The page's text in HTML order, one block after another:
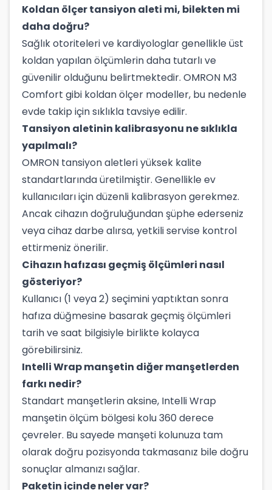
Koldan ölçer tansiyon aleti mi, bilekten mi
daha doğru?
Sağlık otoriteleri ve kardiyologlar genellikle üst
koldan yapılan ölçümlerin daha tutarlı ve
güvenilir olduğunu belirtmektedir. OMRON M3
Comfort gibi koldan ölçer modeller, bu nedenle
evde takip için sıklıkla tavsiye edilir.
Tansiyon aletinin kalibrasyonu ne sıklıkla
yapılmalı?
OMRON tansiyon aletleri yüksek kalite
standartlarında üretilmiştir. Genellikle ev
kullanıcıları için düzenli kalibrasyon gerekmez.
Ancak cihazın doğruluğundan şüphe ederseniz
veya cihaz darbe alırsa, yetkili servise kontrol
ettirmeniz önerilir.
Cihazın hafızası geçmiş ölçümleri nasıl
gösteriyor?
Kullanıcı (1 veya 2) seçimini yaptıktan sonra
hafıza düğmesine basarak geçmiş ölçümleri
tarih ve saat bilgisiyle birlikte kolayca
görebilirsiniz.
Intelli Wrap manşetin diğer manşetlerden
farkı nedir?
Standart manşetlerin aksine, Intelli Wrap
manşetin ölçüm bölgesi kolu 360 derece
çevreler. Bu sayede manşeti kolunuza tam
olarak doğru pozisyonda takmasanız bile doğru
sonuçlar almanızı sağlar.
Paketin içinde neler var?